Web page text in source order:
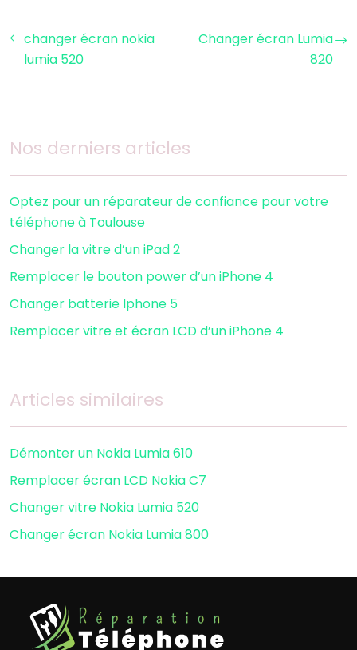
changer écran nokia
lumia 520
Changer écran Lumia
820
Nos derniers articles
Optez pour un réparateur de confiance pour votre
téléphone à Toulouse
Changer la vitre d’un iPad 2
Remplacer le bouton power d’un iPhone 4
Changer batterie Iphone 5
Remplacer vitre et écran LCD d’un iPhone 4
Articles similaires
Démonter un Nokia Lumia 610
Remplacer écran LCD Nokia C7
Changer vitre Nokia Lumia 520
Changer écran Nokia Lumia 800